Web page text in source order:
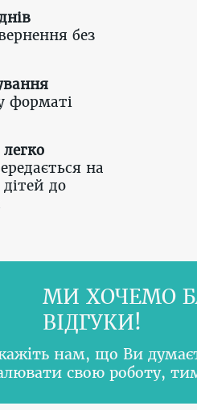
без
форматі
на
до
МИ ХОЧЕМО
ВІДГУКИ!
нам, що Ви
свою роботу,